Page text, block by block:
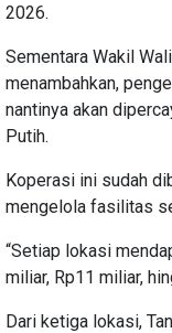
2026.
Sementara Wakil
menambahkan,
nantinya akan
Putih.
Koperasi ini sudah
mengelola fasilitas
“Setiap lokasi
miliar, Rp11 miliar,
Dari ketiga lokasi,